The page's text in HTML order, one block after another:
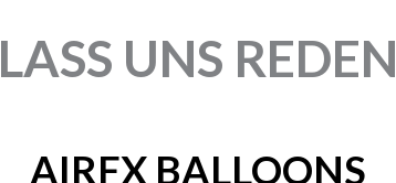
LASS UNS REDEN
AIRFX BALLOONS